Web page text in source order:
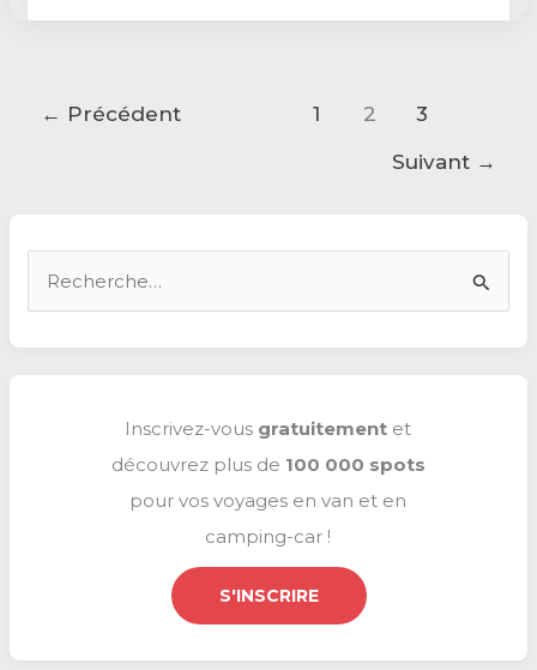
à
Paris
← Précédent 1 2
3
Suivant →
:
Inscrivez-vous gratuitement et
découvrez plus de 100 000 spots
pour vos voyages en van et en
camping-car !
S'INSCRIRE